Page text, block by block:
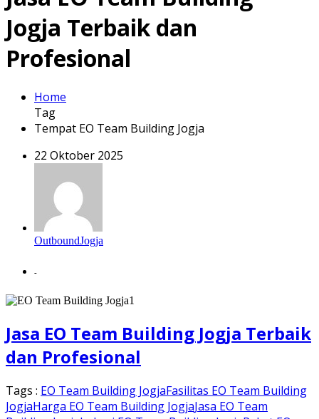
Jogja Terbaik dan
Profesional
Home
Tag
Tempat EO Team Building Jogja
22 Oktober 2025
OutboundJogja
-
Jasa EO Team Building Jogja Terbaik
dan Profesional
Tags : EO Team Building JogjaFasilitas EO Team Building
JogjaHarga EO Team Building JogjaJasa EO Team